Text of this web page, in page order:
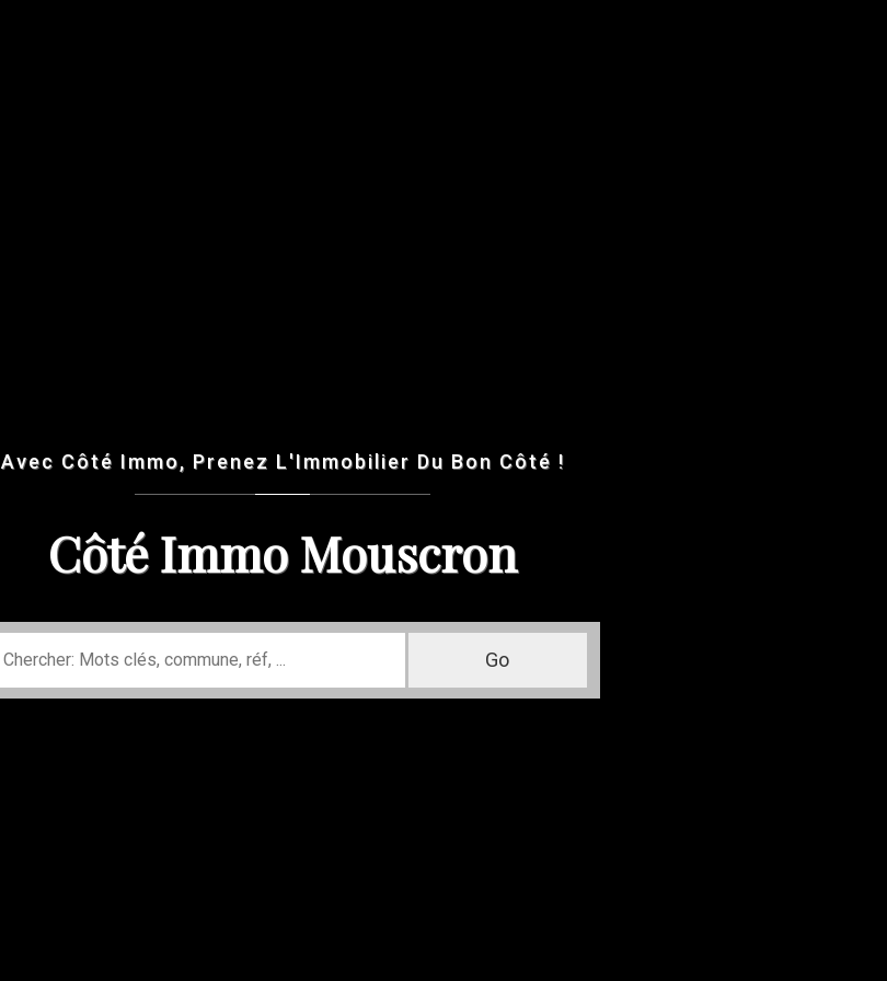
Avec Côté Immo, Prenez L'Immobilier Du Bon Côté !
Côté Immo Mouscron